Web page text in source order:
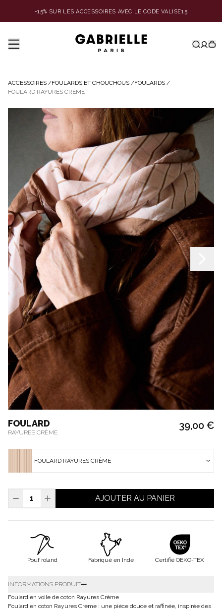
-15% SUR LES ACCESSOIRES AVEC LE CODE VALISE15
ACCESSOIRES /FOULARDS ET CHOUCHOUS /FOULARDS /
FOULARD RAYURES CRÈME
FOULARD
RAYURES CRÈME
39,00 €
FOULARD RAYURES CRÈME
AJOUTER AU PANIER
Pouf roland Fabriqué en Inde Certifié OEKO-TEX
INFORMATIONS PRODUIT
Foulard en voile de coton Rayures Crème
Foulard en coton Rayures Crème : une pièce douce et raffinée, inspirée des